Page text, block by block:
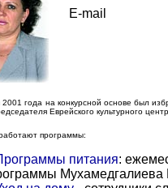
E-mail
года на конкурсной основе был
Еврейского культурного
программы:
питания:
Мухамедгалиева